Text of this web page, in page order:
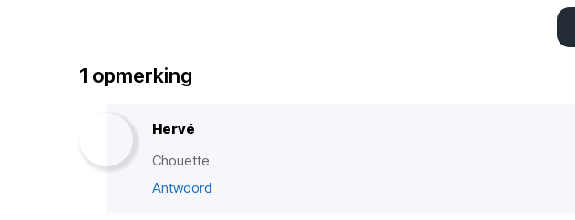
1 opmerking
Hervé
Chouette
Antwoord